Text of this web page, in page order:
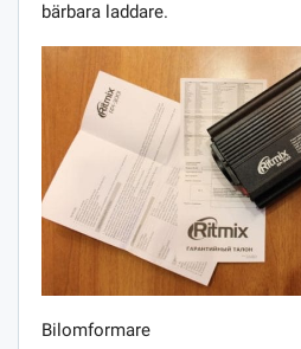
bärbara laddare.
Bilomformare